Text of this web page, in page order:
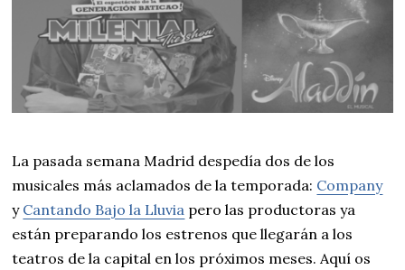
La pasada semana Madrid despedía dos de los
musicales más aclamados de la temporada: Company
y Cantando Bajo la Lluvia pero las productoras ya
están preparando los estrenos que llegarán a los
teatros de la capital en los próximos meses. Aquí os